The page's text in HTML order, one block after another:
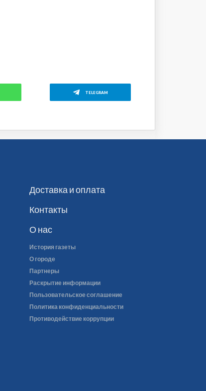
TELEGRAM
Доставка и оплата
Контакты
О нас
История газеты
О городе
Партнеры
Раскрытие информации
Пользовательское соглашение
Политика конфиденциальности
Противодействие коррупции